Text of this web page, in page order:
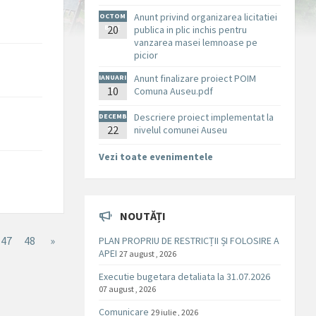
47 48 »
OCTOM
BRIE
20
Anunt privind organizarea licitatiei
publica in plic inchis pentru
vanzarea masei lemnoase pe
picior
IANUARI
E
10
Anunt finalizare proiect POIM
Comuna Auseu.pdf
DECEMB
RIE
22
Descriere proiect implementat la
nivelul comunei Auseu
Vezi toate evenimentele
NOUTĂȚI
PLAN PROPRIU DE RESTRICȚII ȘI FOLOSIRE A
APEI 27 august , 2026
Executie bugetara detaliata la 31.07.2026
07 august , 2026
Comunicare 29 iulie , 2026